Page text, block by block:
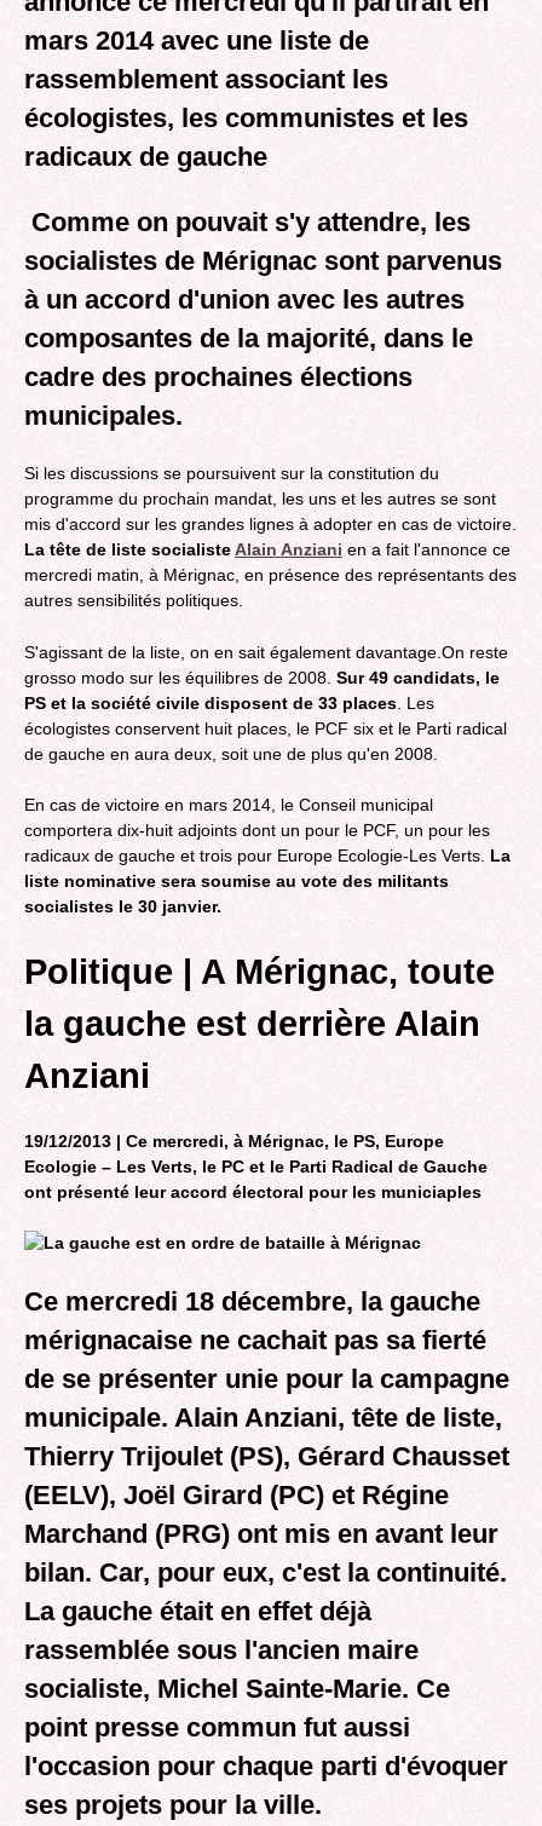
mars 2014 avec une liste de
rassemblement associant les
écologistes, les communistes et les
radicaux de gauche
Comme on pouvait s'y attendre, les
socialistes de Mérignac sont parvenus
à un accord d'union avec les autres
composantes de la majorité, dans le
cadre des prochaines élections
municipales.
Si les discussions se poursuivent sur la constitution du
programme du prochain mandat, les uns et les autres se sont
mis d'accord sur les grandes lignes à adopter en cas de victoire.
La tête de liste socialisteAlain Anziani en a fait l'annonce ce
mercredi matin, à Mérignac, en présence des représentants des
autres sensibilités politiques.
S'agissant de la liste, on en sait également davantage.On reste
grosso modo sur les équilibres de 2008. Sur 49 candidats, le
PS et la société civile disposent de 33 places . Les
écologistes conservent huit places, le PCF six et le Parti radical
de gauche en aura deux, soit une de plus qu'en 2008.
En cas de victoire en mars 2014, le Conseil municipal
comportera dix-huit adjoints dont un pour le PCF, un pour les
radicaux de gauche et trois pour Europe Ecologie-Les Verts. La
liste nominative sera soumise au vote des militants
socialistes le 30 janvier.
Politique | A Mérignac, toute
la gauche est derrière Alain
Anziani
19/12/2013 | Ce mercredi, à Mérignac, le PS, Europe
Ecologie – Les Verts, le PC et le Parti Radical de Gauche
ont présenté leur accord électoral pour les municiaples
Ce mercredi 18 décembre, la gauche
mérignacaise ne cachait pas sa fierté
de se présenter unie pour la campagne
municipale. Alain Anziani, tête de liste,
Thierry Trijoulet (PS), Gérard Chausset
(EELV), Joël Girard (PC) et Régine
Marchand (PRG) ont mis en avant leur
bilan. Car, pour eux, c'est la continuité.
La gauche était en effet déjà
rassemblée sous l'ancien maire
socialiste, Michel Sainte-Marie. Ce
point presse commun fut aussi
l'occasion pour chaque parti d'évoquer
ses projets pour la ville.